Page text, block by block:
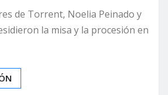
de Torrent, Noelia Peinado y
la misa y la procesión en